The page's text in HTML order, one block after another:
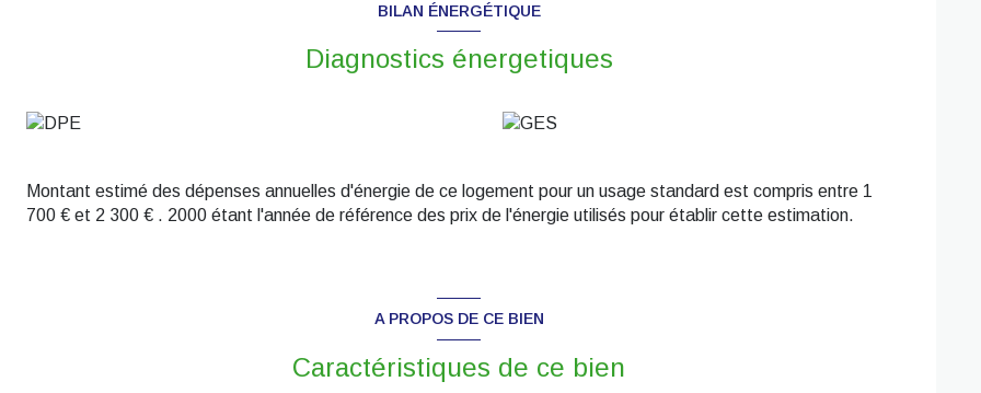
BILAN ÉNERGÉTIQUE
Diagnostics énergetiques
Montant estimé des dépenses annuelles d'énergie de ce logement pour un usage standard est compris entre 1
700 € et 2 300 € . 2000 étant l'année de référence des prix de l'énergie utilisés pour établir cette estimation.
A PROPOS DE CE BIEN
Caractéristiques de ce bien